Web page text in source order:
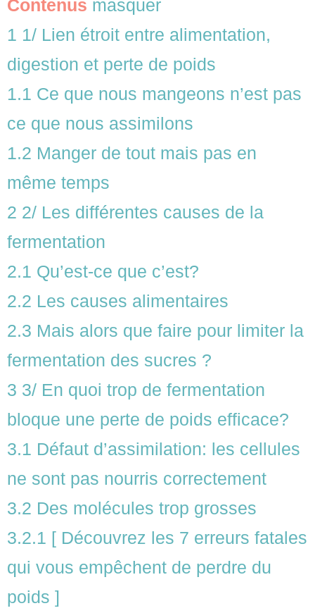
Contenus masquer
1 1/ Lien étroit entre alimentation,
digestion et perte de poids
1.1 Ce que nous mangeons n’est pas
ce que nous assimilons
1.2 Manger de tout mais pas en
même temps
2 2/ Les différentes causes de la
fermentation
2.1 Qu’est-ce que c’est?
2.2 Les causes alimentaires
2.3 Mais alors que faire pour limiter la
fermentation des sucres ?
3 3/ En quoi trop de fermentation
bloque une perte de poids efficace?
3.1 Défaut d’assimilation: les cellules
ne sont pas nourris correctement
3.2 Des molécules trop grosses
3.2.1 [ Découvrez les 7 erreurs fatales
qui vous empêchent de perdre du
poids ]